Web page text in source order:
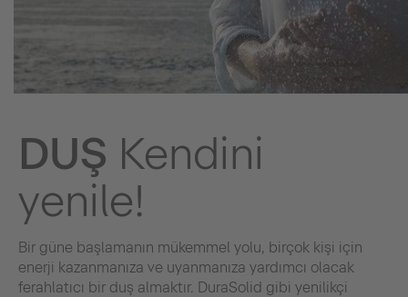
DUŞ Kendini
yenile!
Bir güne başlamanın mükemmel yolu, birçok kişi için
enerji kazanmanıza ve uyanmanıza yardımcı olacak
ferahlatıcı bir duş almaktır. DuraSolid gibi yenilikçi